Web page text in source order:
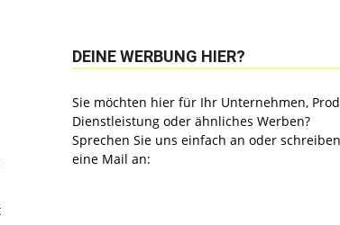
DEINE WERBUNG HIER?
Sie möchten hier für Ihr Unternehmen,
Dienstleistung oder ähnliches Werben?
Sprechen Sie uns einfach an oder schreiben
eine Mail an: